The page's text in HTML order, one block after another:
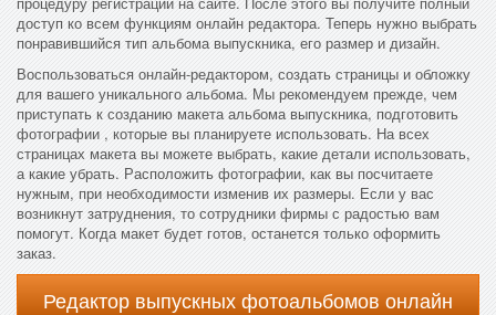
доступ ко всем функциям онлайн редактора. Теперь нужно выбрать
понравившийся тип альбома выпускника, его размер и дизайн.
Воспользоваться онлайн-редактором, создать страницы и обложку
для вашего уникального альбома. Мы рекомендуем прежде, чем
приступать к созданию макета альбома выпускника, подготовить
фотографии , которые вы планируете использовать. На всех
страницах макета вы можете выбрать, какие детали использовать,
а какие убрать. Расположить фотографии, как вы посчитаете
нужным, при необходимости изменив их размеры. Если у вас
возникнут затруднения, то сотрудники фирмы с радостью вам
помогут. Когда макет будет готов, останется только оформить
заказ.
Редактор выпускных фотоальбомов онлайн